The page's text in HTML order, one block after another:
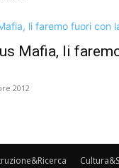
Mafia, li
2012